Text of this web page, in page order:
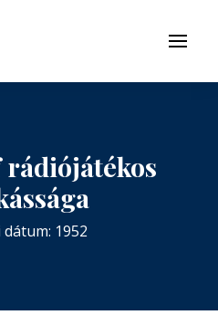
Menü
rádiójátékos
1952